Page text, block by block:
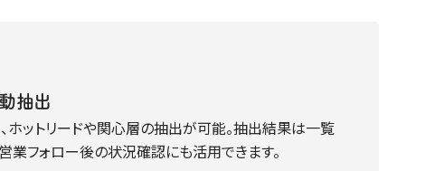
抽出
ホットリードや関心層の抽出が可能。抽出結果は一覧
業フォロー後の状況確認にも活用できます。